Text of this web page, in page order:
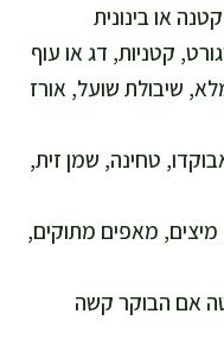
קטניות, דג או עוף
שיבולת שועל, אורז
טחינה, שמן זית,
מאפים מתוקים,
אם הבוקר קשה